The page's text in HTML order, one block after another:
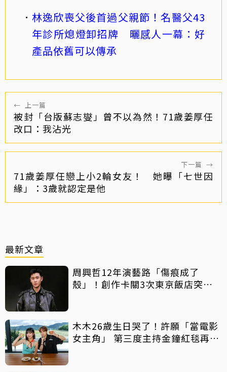
林逸欣喪父後首過父親節！名醫父43
年診所熄燈卸招牌 曬感人一幕：好
產品依舊可以傳承
← 上一篇
被封「台版蘇志燮」曾不以為然！71歲姜厚任
改口：我沾光
下一篇 →
71歲姜厚任戀上小2輪女友！ 她曝「七世因
緣」：3歲就認定是他
最新文章
周興哲12年演藝路「傷痕成了
殼」！創作卡關3次東京飯店突找
木木26歲生日哭了！許願「當電影
女主角」 第三度主持金鐘紅毯再喊